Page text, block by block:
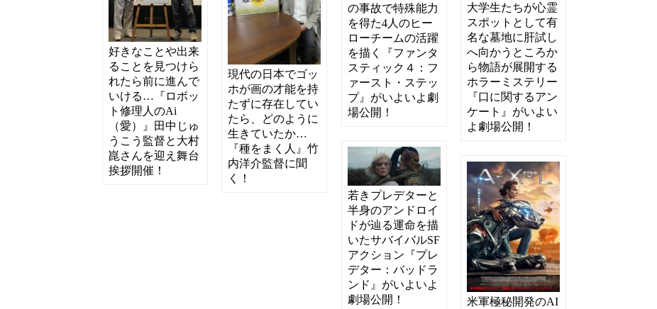
好きなことや出来
ることを見つけら
れたら前に進んで
いける…『ロボッ
ト修理人のAi
（愛）』田中じゅ
うこう監督と大村
崑さんを迎え舞台
挨拶開催！
現代の日本でゴッ
ホが画の才能を持
たずに存在してい
たら、どのように
生きていたか…
『種をまく人』竹
内洋介監督に聞
く！
の事故で特殊能力
を得た4人のヒー
ローチームの活躍
を描く『ファンタ
スティック４：フ
ァースト・ステッ
プ』がいよいよ劇
場公開！
大学生たちが心霊
スポットとして有
名な墓地に肝試し
へ向かうところか
ら物語が展開する
ホラーミステリー
『口に関するアン
ケート』がいよい
よ劇場公開！
若きプレデターと
半身のアンドロイ
ドが辿る運命を描
いたサバイバルSF
アクション『プレ
デター：バッドラ
ンド』がいよいよ
劇場公開！
米軍極秘開発のAI